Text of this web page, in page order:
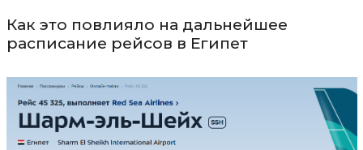
Как это повлияло на дальнейшее
расписание рейсов в Египет